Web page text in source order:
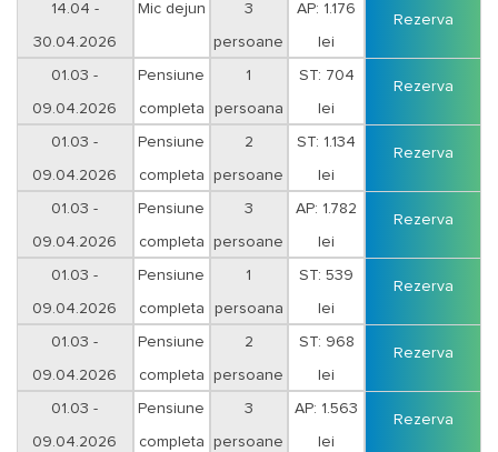
Vineri-Sambata
14.04 -
30.04.2026
Vineri-Sambata
Mic dejun 3
persoane
AP: 1.176
lei
Rezerva
01.03 -
09.04.2026
Vineri-Sambata
Pensiune
completa
1
persoana
ST: 704
lei
Rezerva
01.03 -
09.04.2026
Vineri-Sambata
Pensiune
completa
2
persoane
ST: 1.134
lei
Rezerva
01.03 -
09.04.2026
Vineri-Sambata
Pensiune
completa
3
persoane
AP: 1.782
lei
Rezerva
01.03 -
09.04.2026
Duminica-Joi
Pensiune
completa
1
persoana
ST: 539
lei
Rezerva
01.03 -
09.04.2026
Duminica-Joi
Pensiune
completa
2
persoane
ST: 968
lei
Rezerva
01.03 -
09.04.2026
Pensiune
completa
3
persoane
AP: 1.563
lei
Rezerva